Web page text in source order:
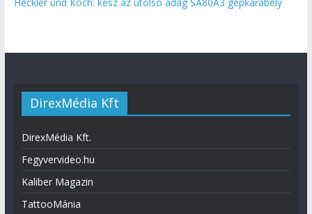
DirexMédia Kft
DirexMédia Kft.
Fegyvervideo.hu
Kaliber Magazin
TattooMánia